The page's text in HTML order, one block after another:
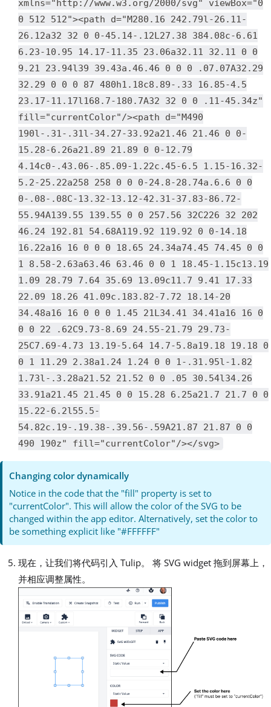
xmlns="http://www.w3.org/2000/svg" viewBox="0
0 512 512"><path d="M280.16 242.79l-26.11-
26.12a32 32 0 0-45.14-.12L27.38 384.08c-6.61
6.23-10.95 14.17-11.35 23.06a32.11 32.11 0 0
9.21 23.94l39 39.43a.46.46 0 0 0 .07.07A32.29
32.29 0 0 0 87 480h1.18c8.89-.33 16.85-4.5
23.17-11.17l168.7-180.7A32 32 0 0 .11-45.34z"
fill="currentColor"/><path d="M490
190l-.31-.31l-34.27-33.92a21.46 21.46 0 0-
15.28-6.26a21.89 21.89 0 0-12.79
4.14c0-.43.06-.85.09-1.22c.45-6.5 1.15-16.32-
5.2-25.22a258 258 0 0 0-24.8-28.74a.6.6 0 0
0-.08-.08C-13.32-13.12-42.31-37.83-86.72-
55.94A139.55 139.55 0 0 257.56 32C226 32 202
46.24 192.81 54.68A119.92 119.92 0 0-14.18
16.22a16 16 0 0 0 18.65 24.34a74.45 74.45 0 0
1 8.58-2.63a63.46 63.46 0 0 1 18.45-1.15c13.19
1.09 28.79 7.64 35.69 13.09c11.7 9.41 17.33
22.09 18.26 41.09c.183.82-7.72 18.14-20
34.48a16 16 0 0 0 1.45 21L34.41 34.41a16 16 0
0 0 22 .62C9.73-8.69 24.55-21.79 29.73-
25C7.69-4.73 13.19-5.64 14.7-5.8a19.18 19.18 0
0 1 11.29 2.38a1.24 1.24 0 0 1-.31.95l-1.82
1.73l-.3.28a21.52 21.52 0 0 .05 30.54l34.26
33.91a21.45 21.45 0 0 15.28 6.25a21.7 21.7 0 0
15.22-6.2l55.5-
54.82c.19-.19.38-.39.56-.59A21.87 21.87 0 0
490 190z" fill="currentColor"/></svg>
Changing color dynamically
Notice in the code that the "fill" property is set to
"currentColor". This will allow the color of the SVG to be
changed within the app editor. Alternatively, set the color to
be something explicit like "#FFFFFF"
现在，让我们将代码引入 Tulip。 将 SVG widget 拖到屏幕上，
并相应调整属性。